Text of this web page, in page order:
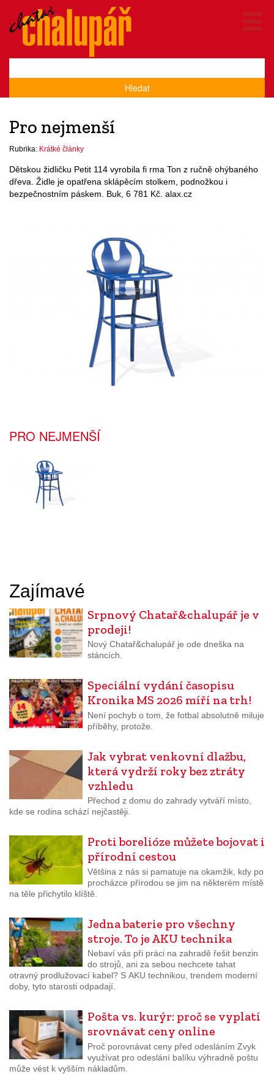
Hledat
Pro nejmenší
Rubrika: Krátké články
Dětskou židličku Petit 114 vyrobila fi rma Ton z ručně ohýbaného
dřeva. Židle je opatřena sklápěcím stolkem, podnožkou i
bezpečnostním páskem. Buk, 6 781 Kč. alax.cz
PRO NEJMENŠÍ
Zajímavé
Srpnový Chatař&chalupář je v
prodeji!
Nový Chatař&chalupář je ode dneška na
stáncích.
Speciální vydání časopisu
Kronika MS 2026 míří na trh!
Není pochyb o tom, že fotbal absolutně miluje
příběhy, protože.
Jak vybrat venkovní dlažbu,
která vydrží roky bez ztráty
vzhledu
Přechod z domu do zahrady vytváří místo,
kde se rodina schází nejčastěji.
Proti borelióze můžete bojovat i
přírodní cestou
Většina z nás si pamatuje na okamžik, kdy po
procházce přírodou se jim na některém místě
na těle přichytilo klíště.
Jedna baterie pro všechny
stroje. To je AKU technika
Nebaví vás při práci na zahradě řešit benzin
do strojů, ani za sebou nechcete tahat
otravný prodlužovací kabel? S AKU technikou, trendem moderní
doby, tyto starosti odpadají.
Pošta vs. kurýr: proč se vyplatí
srovnávat ceny online
Proč porovnávat ceny před odesláním Zvyk
využívat pro odeslání balíku výhradně poštu
může vést k vyšším nákladům.